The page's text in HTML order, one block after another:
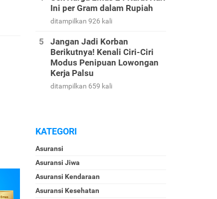
Ini per Gram dalam Rupiah
ditampilkan 926 kali
Jangan Jadi Korban
Berikutnya! Kenali Ciri-Ciri
Modus Penipuan Lowongan
Kerja Palsu
ditampilkan 659 kali
KATEGORI
Asuransi
Asuransi Jiwa
Asuransi Kendaraan
Asuransi Kesehatan